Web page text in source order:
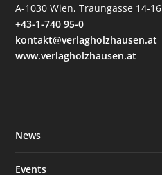
A-1030 Wien, Traungasse 14-16
+43-1-740 95-0
kontakt@verlagholzhausen.at
www.verlagholzhausen.at
News
Events